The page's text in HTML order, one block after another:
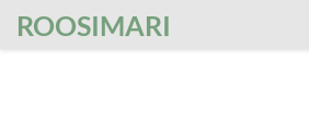
ROOSIMARI